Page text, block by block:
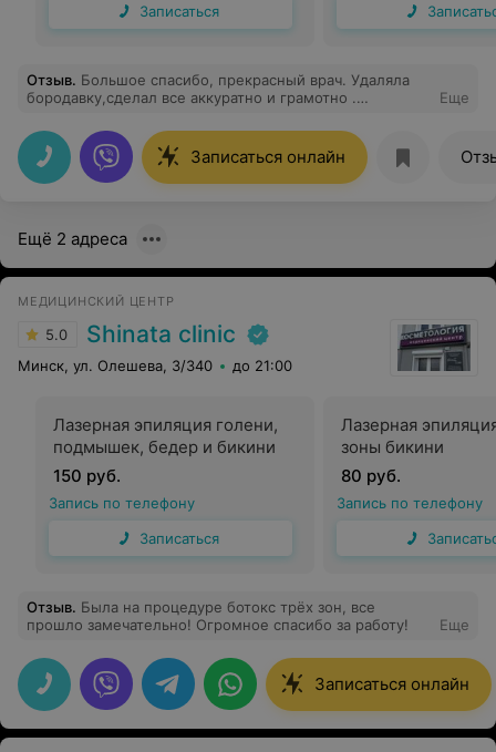
Записаться
Отзыв. Большое спасибо, прекрасный врач. Удаляла
бородавку,сделал все аккуратно и грамотно .
Еще
Записаться онлайн
Ещё 2 адреса
МЕДИЦИНСКИЙ ЦЕНТР
5.0 Shinata clinic
Минск, ул. Олешева, 3/340 до 21:00
Лазерная эпиляция голени,
подмышек, бедер и бикини
150 руб.
Запись по телефону
Записаться
Лазерная
зоны бикини
80 руб.
Запись по телефону
Отзыв. Была на процедуре ботокс трёх зон, все
прошло замечательно! Огромное спасибо за работу!
Еще
Записаться онлайн